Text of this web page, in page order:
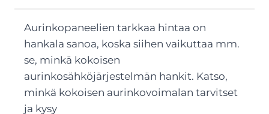
Aurinkopaneelien tarkkaa hintaa on
hankala sanoa, koska siihen vaikuttaa mm.
se, minkä kokoisen
aurinkosähköjärjestelmän hankit. Katso,
minkä kokoisen aurinkovoimalan tarvitset
ja kysy